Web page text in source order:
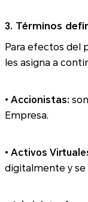
3. Términos
Para efectos del
les asigna
• Accionistas: son aquellas
Empresa.
• Activos
digitalmente y se